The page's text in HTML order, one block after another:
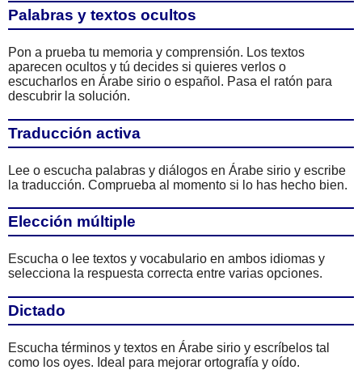
Palabras y textos ocultos
Pon a prueba tu memoria y comprensión. Los textos
aparecen ocultos y tú decides si quieres verlos o
escucharlos en Árabe sirio o español. Pasa el ratón para
descubrir la solución.
Traducción activa
Lee o escucha palabras y diálogos en Árabe sirio y escribe
la traducción. Comprueba al momento si lo has hecho bien.
Elección múltiple
Escucha o lee textos y vocabulario en ambos idiomas y
selecciona la respuesta correcta entre varias opciones.
Dictado
Escucha términos y textos en Árabe sirio y escríbelos tal
como los oyes. Ideal para mejorar ortografía y oído.